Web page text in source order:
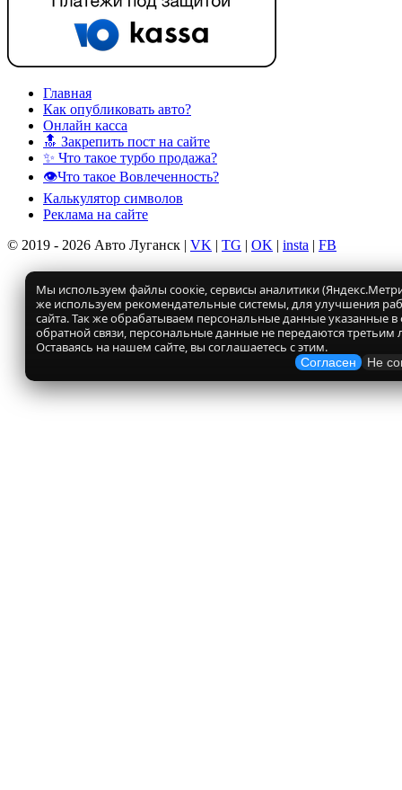
Главная
Как опубликовать авто?
Онлайн касса
🔝 Закрепить пост на сайте
✨ Что такое турбо продажа?
👁️Что такое Вовлеченность?
Калькулятор символов
Реклама на сайте
© 2019 - 2026 Авто Луганск | VK | TG | OK | insta | FB
Мы используем файлы соокіе, сервисы аналитики
же используем рекомендательные системы, для улучшения
сайта. Так же обрабатываем персональные данные указанные
обратной связи, персональные данные не передаются третьим
Оставаясь на нашем сайте, вы соглашаетесь с этим.
Согласен Не